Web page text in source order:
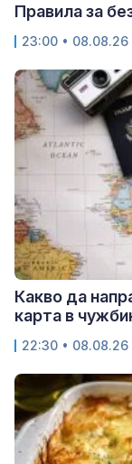
Правила за
23:00 • 08.08.26
Какво да
карта в
22:30 • 08.08.26